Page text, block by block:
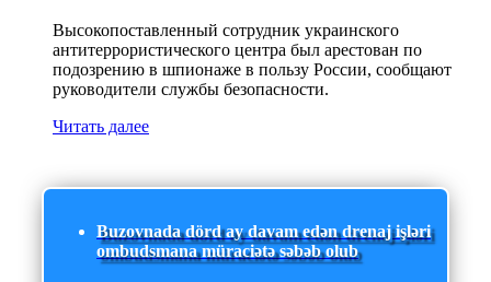
Высокопоставленный сотрудник украинского
антитеррористического центра был арестован по
подозрению в шпионаже в пользу России, сообщают
руководители службы безопасности.
Читать далее
Buzovnada dörd ay davam edən drenaj işləri
ombudsmana müraciətə səbəb olub